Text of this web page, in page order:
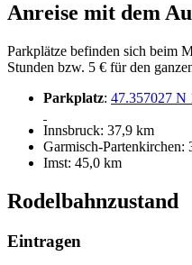
Anreise mit dem
Parkplätze befinden sich beim
Stunden bzw. 5 € für den
Parkplatz: 47.357027 N
Innsbruck: 37,9 km
Garmisch-Partenkirchen:
Imst: 45,0 km
Rodelbahnzustand
Eintragen